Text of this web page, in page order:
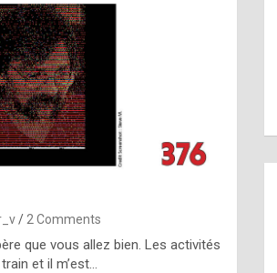
2 Comments
que vous allez bien. Les activités
et il m’est…